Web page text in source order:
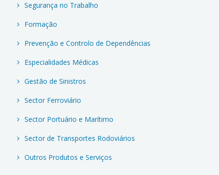
Segurança no Trabalho
Formação
Prevenção e Controlo de Dependências
Especialidades Médicas
Gestão de Sinistros
Sector Ferroviário
Sector Portuário e Marítimo
Sector de Transportes Rodoviários
Outros Produtos e Serviços